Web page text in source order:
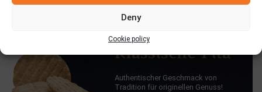
Deny
Cookie policy
Klassische Pita
Authentischer Geschmack von
Tradition für originellen Genuss!